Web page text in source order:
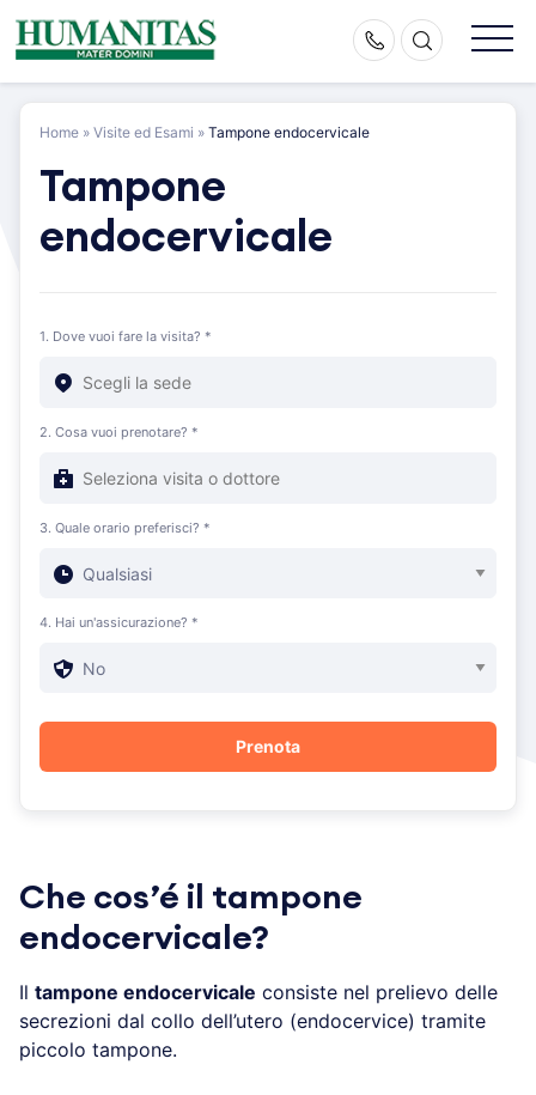
Skip
to
Home » Visite ed Esami » Tampone endocervicale
Tampone
endocervicale
1. Dove vuoi fare la visita? *
2. Cosa vuoi prenotare? *
3. Quale orario preferisci? *
4. Hai un'assicurazione? *
Che cos’é il tampone
endocervicale?
Il tampone endocervicale consiste nel prelievo delle
secrezioni dal collo dell’utero (endocervice) tramite
piccolo tampone.